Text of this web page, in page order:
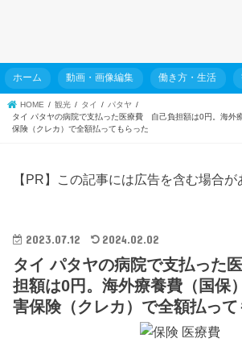
ホーム 動画・画像編集 働き方・生活
HOME 観光 タイ
パタヤ
タイ パタヤの病院で支払った医療費 自己負担額は0円。海外
保険（クレカ）で全額払ってもらった
【PR】この記事には広告を含む場合が
2023.07.12 2024.02.02
タイ パタヤの病院で支払った
担額は0円。海外療養費（国保
害保険（クレカ）で全額払って